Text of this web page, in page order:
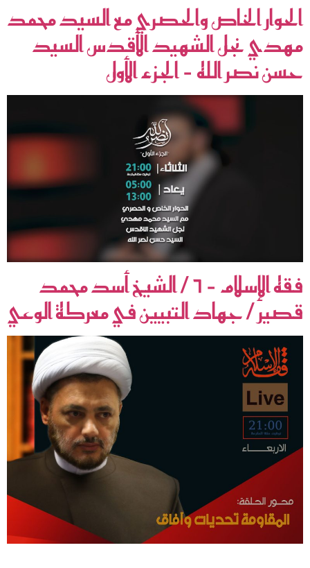
الحوار الخاص والحصري مع السيد محمد
مهدي نجل الشهيد الأقدس السيد
حسن نصر الله – الجزء الأول
فقه الإسلام – ٦ / الشيخ أسد محمد
قصير / جهاد التبيين في معركة الوعي